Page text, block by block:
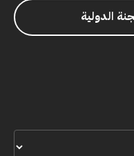
الدولية